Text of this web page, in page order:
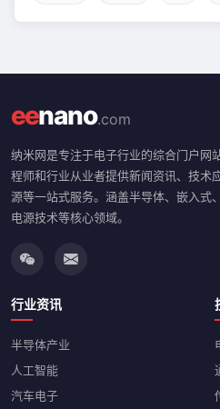
eenano.com
纳米网是专注于电子行业的综合门户网
程师和行业从业者提供新闻资讯、技术
源等一站式服务。涵盖半导体、嵌入式
电源技术等核心领域。
行业资讯
半导体产业
人工智能
汽车电子